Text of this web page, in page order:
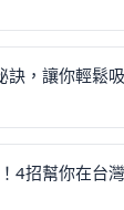
訣，讓你輕鬆
4招幫你在台